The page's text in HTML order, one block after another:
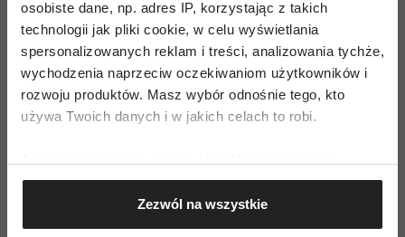
osobiste dane, np. adres IP, korzystając z takich
technologii jak pliki cookie, w celu wyświetlania
spersonalizowanych reklam i treści, analizowania tychże,
wychodzenia naprzeciw oczekiwaniom użytkowników i
rozwoju produktów. Masz wybór odnośnie tego, kto
używa Twoich danych i w jakich celach to robi.
Gromadzić dane dotyczące Twojej lokalizacji
geograficznej z dokładnością nawet do kilku metrów
Identyfikować Twoje urządzenie, aktywnie
Zezwól na wszystkie
Dziecko średnie